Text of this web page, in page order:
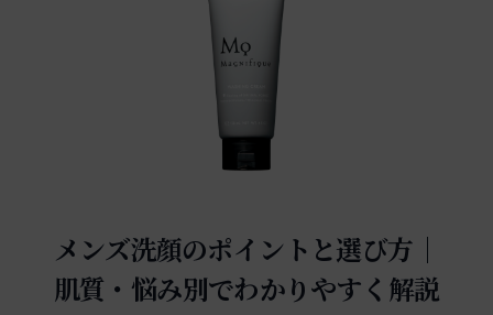
メンズ洗顔のポイントと選び方｜
肌質・悩み別でわかりやすく解説